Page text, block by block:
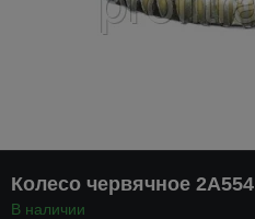
Колесо червячное 2А554
В наличии